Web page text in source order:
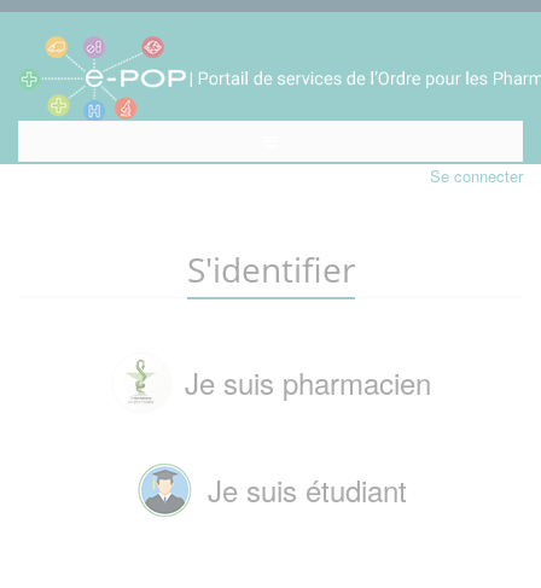
Se connecter
S'identifier
Je suis pharmacien
Je suis étudiant